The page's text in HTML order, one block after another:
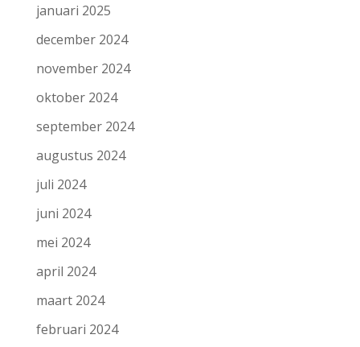
januari 2025
december 2024
november 2024
oktober 2024
september 2024
augustus 2024
juli 2024
juni 2024
mei 2024
april 2024
maart 2024
februari 2024